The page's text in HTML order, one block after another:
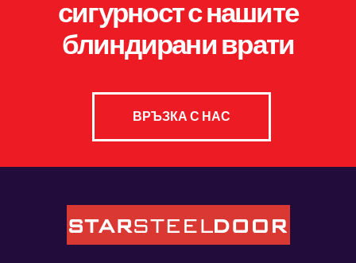
сигурност с нашите
блиндирани врати
ВРЪЗКА С НАС